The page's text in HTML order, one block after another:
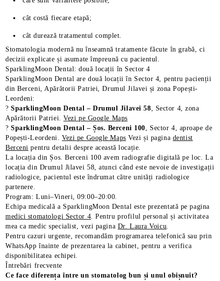
cât costă fiecare etapă;
cât durează tratamentul complet.
Stomatologia modernă nu înseamnă tratamente făcute în grabă, ci
decizii explicate și asumate împreună cu pacientul.
SparklingMoon Dental: două locații în Sector 4
SparklingMoon Dental are două locații în Sector 4, pentru pacienții
din Berceni, Apărătorii Patriei, Drumul Jilavei și zona Popești-
Leordeni:
?SparklingMoon Dental – Drumul Jilavei 58, Sector 4, zona
Apărătorii Patriei.Vezi pe Google Maps
?SparklingMoon Dental – Șos. Berceni 100, Sector 4, aproape de
Popești-Leordeni.Vezi pe Google Maps Vezi și pagina dentist
Berceni pentru detalii despre această locație.
La locația din Șos. Berceni 100 avem radiografie digitală pe loc. La
locația din Drumul Jilavei 58, atunci când este nevoie de investigații
radiologice, pacientul este îndrumat către unități radiologice
partenere.
Program: Luni–Vineri, 09:00–20:00.
Echipa medicală a SparklingMoon Dental este prezentată pe pagina
medici stomatologi Sector 4. Pentru profilul personal și activitatea
mea ca medic specialist, vezi pagina Dr. Laura Voicu.
Pentru cazuri urgente, recomandăm programarea telefonică sau prin
WhatsApp înainte de prezentarea la cabinet, pentru a verifica
disponibilitatea echipei.
Întrebări frecvente
Ce face diferența între un stomatolog bun și unul obișnuit?